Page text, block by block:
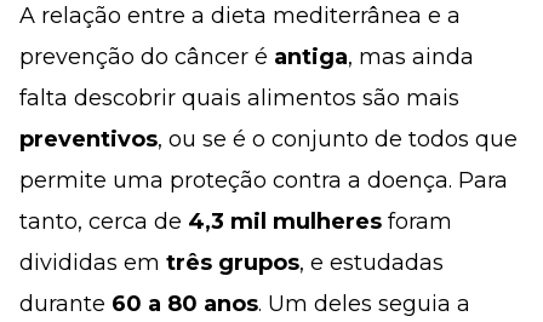
A relação entre a dieta mediterrânea e a
prevenção do câncer é antiga, mas ainda
falta descobrir quais alimentos são mais
preventivos, ou se é o conjunto de todos que
permite uma proteção contra a doença. Para
tanto, cerca de 4,3 mil mulheres foram
divididas em três grupos, e estudadas
durante 60 a 80 anos. Um deles seguia a